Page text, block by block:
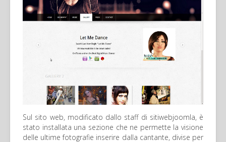
Sul sito web, modificato dallo staff di sitiwebjoomla, è
stato installata una sezione che ne permette la visione
delle ultime fotografie inserire dalla cantante, divise per